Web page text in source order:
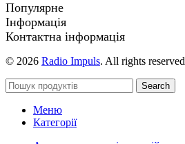
Популярне
Інформація
Контактна інформація
© 2026 Radio Impuls. All rights reserved
Search
Меню
Категорії